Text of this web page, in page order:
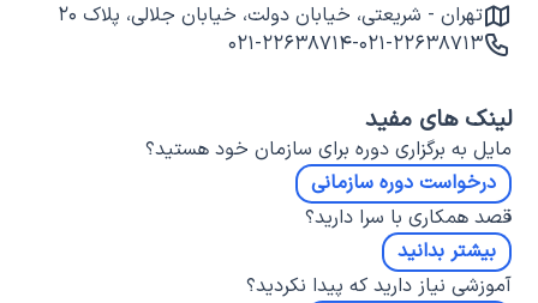
تهران - شریعتی، خیابان دولت، خیابان جلالی، پلاک ۲۰
۰۲۱-۲۲۶۳۸۷۱۳-۰۲۱-۲۲۶۳۸۷۱۴
لینک های مفید
مایل به برگزاری دوره برای سازمان خود هستید؟
درخواست دوره سازمانی
قصد همکاری با سرا دارید؟
بیشتر بدانید
آموزشی نیاز دارید که پیدا نکردید؟